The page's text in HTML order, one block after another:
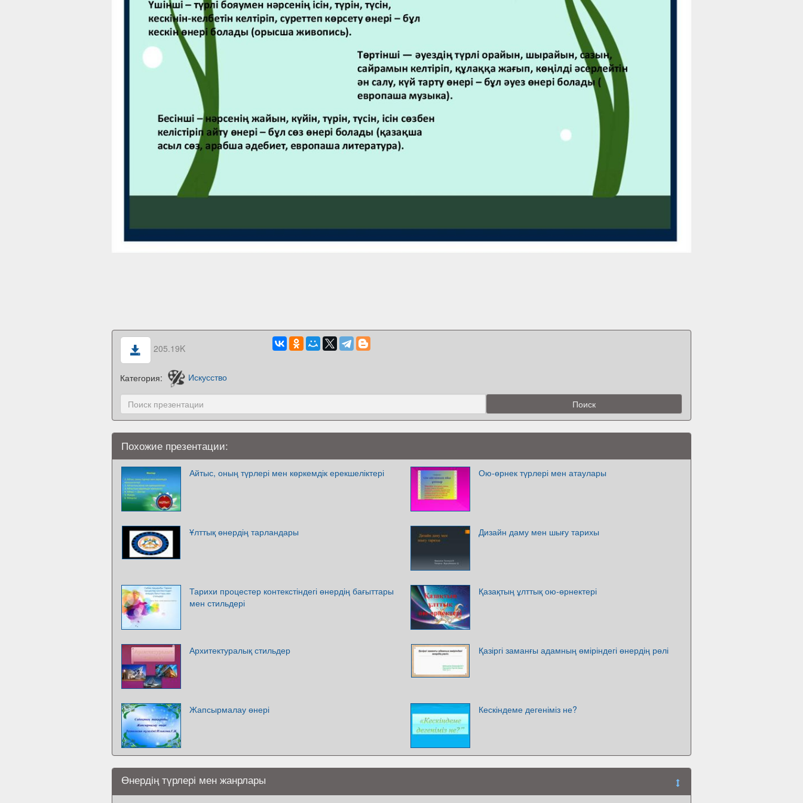
205.19K
Категория: Искусство
Похожие презентации:
Айтыс, оның түрлері мен көркемдік ерекшеліктері Ою-өрнек түрлері мен атаулары
Ұлттық өнердің тарландары Дизайн даму мен шығу тарихы
Тарихи процестер контекстіндегі өнердің бағыттары
мен стильдері
Қазақтың ұлттық ою-өрнектері
Архитектуралық стильдер Қазіргі заманғы адамның өміріндегі өнердің рөлі
Жапсырмалау өнері Кескіндеме дегеніміз не?
Өнердің түрлері мен жанрлары